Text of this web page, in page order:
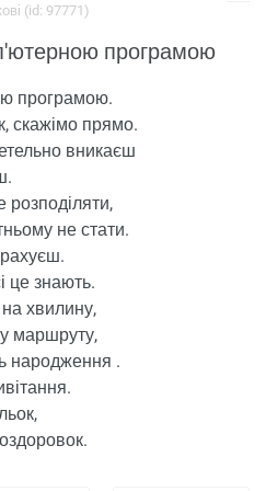
(id: 97771)
програмою
програмою.
скажімо прямо.
вникаєш
не стати.
це знають.
на хвилину,
маршруту,
народження .